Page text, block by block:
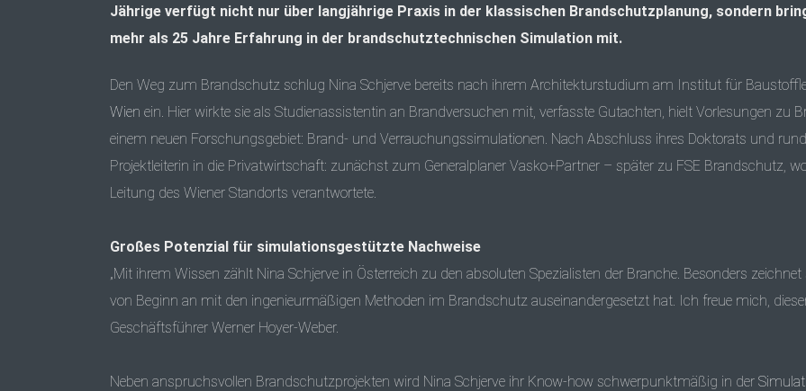
Jährige verfügt nicht nur über langjährige Praxis in der klassischen Brandschutzplanung, sondern
mehr als 25 Jahre Erfahrung in der brandschutztechnischen Simulation mit.
Den Weg zum Brandschutz schlug Nina Schjerve bereits nach ihrem Architekturstudium am Institut für
Wien ein. Hier wirkte sie als Studienassistentin an Brandversuchen mit, verfasste Gutachten, hielt Vorlesungen
einem neuen Forschungsgebiet: Brand- und Verrauchungssimulationen. Nach Abschluss ihres Doktorats und
Projektleiterin in die Privatwirtschaft: zunächst zum Generalplaner Vasko+Partner – später zu FSE Brandschutz,
Leitung des Wiener Standorts verantwortete.
Großes Potenzial für simulationsgestützte Nachweise
„Mit ihrem Wissen zählt Nina Schjerve in Österreich zu den absoluten Spezialisten der Branche. Besonders
von Beginn an mit den ingenieurmäßigen Methoden im Brandschutz auseinandergesetzt hat. Ich freue mich,
Geschäftsführer Werner Hoyer-Weber.
Neben anspruchsvollen Brandschutzprojekten wird Nina Schjerve ihr Know-how schwerpunktmäßig in der